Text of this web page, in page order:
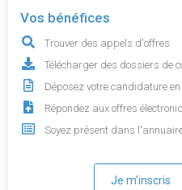
Vos bénéfices
Trouver des appels d'offres
Télécharger des dossiers de
Déposez votre candidature
Répondez aux offres
Soyez présent dans
Je m'inscris